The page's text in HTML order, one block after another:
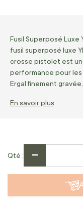
Fusil Superposé Luxe
fusil superposé luxe
crosse pistolet est
performance pour les
Ergal finement
En savoir plus
Qté −